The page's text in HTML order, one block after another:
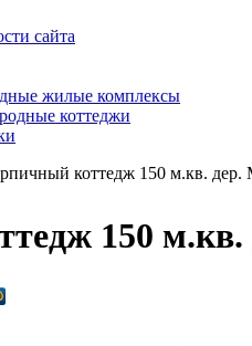
сайта
жилые комплексы
коттеджи
коттедж 150 м.кв. дер.
150 м.кв.